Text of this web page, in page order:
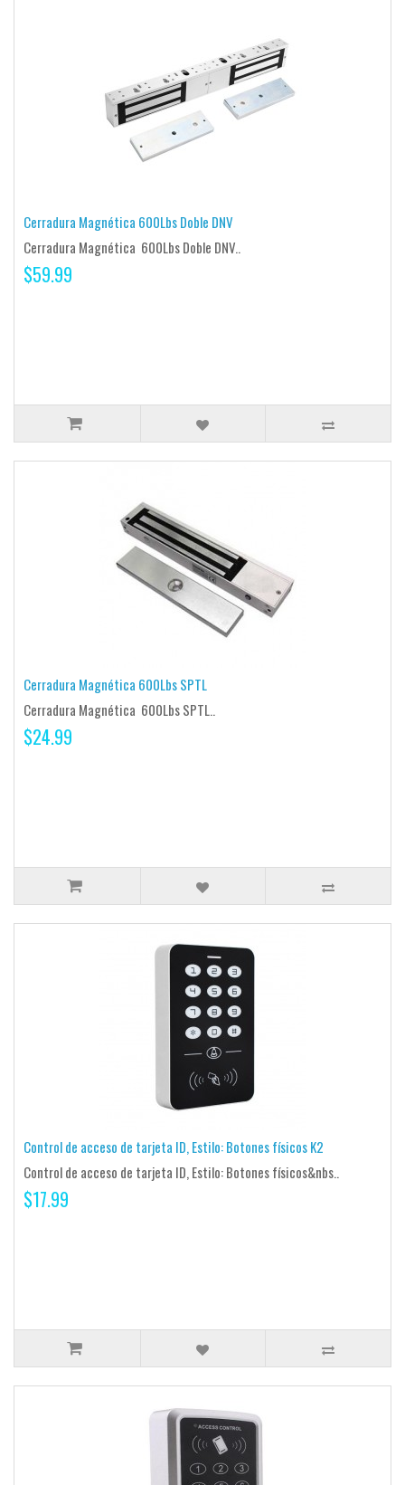
Cerradura Magnética 600Lbs Doble DNV
Cerradura Magnética 600Lbs Doble DNV..
$59.99
Cerradura Magnética 600Lbs SPTL
Cerradura Magnética 600Lbs SPTL..
$24.99
Control de acceso de tarjeta ID, Estilo: Botones físicos K2
Control de acceso de tarjeta ID, Estilo: Botones físicos&nbs..
$17.99